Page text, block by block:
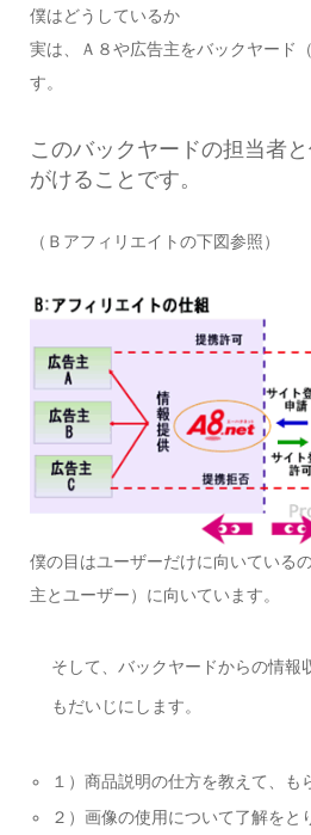
僕はどうしているか
実は、Ａ８や広告主をバックヤード
す。
このバックヤードの担当者
がけることです。
（Ｂアフィリエイトの下図参照）
僕の目はユーザーだけに向いている
主とユーザー）に向いて
そして、バックヤードからの情報
もだいじにします。
１）商品説明の仕方を教えて、も
２）画像の使用について了解をと